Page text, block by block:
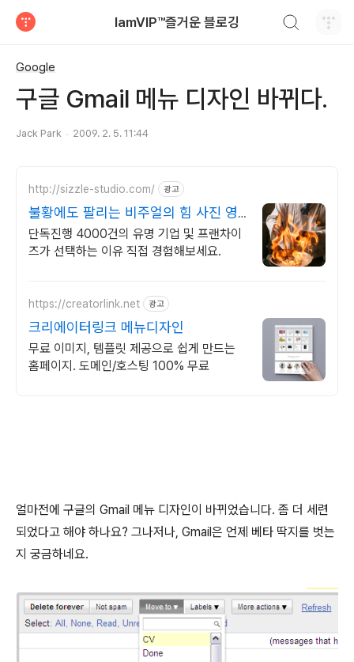
IamVIP™즐거운 블로깅
Google
구글 Gmail 메뉴 디자인 바뀌다.
Jack Park 2009. 2. 5. 11:44
http://sizzle-studio.com/ 광고
불황에도 팔리는 비주얼의 힘 사진 영
상 숏폼까지 한번에
단독진행 4000건의 유명 기업 및 프랜차이
즈가 선택하는 이유 직접 경험해보세요.
https://creatorlink.net 광고
크리에이터링크 메뉴디자인
무료 이미지, 템플릿 제공으로 쉽게 만드는
홈페이지. 도메인/호스팅 100% 무료
얼마전에 구글의 Gmail 메뉴 디자인이 바뀌었습니다. 좀 더 세련
되었다고 해야 하나요? 그나저나, Gmail은 언제 베타 딱지를 벗는
지 궁금하네요.